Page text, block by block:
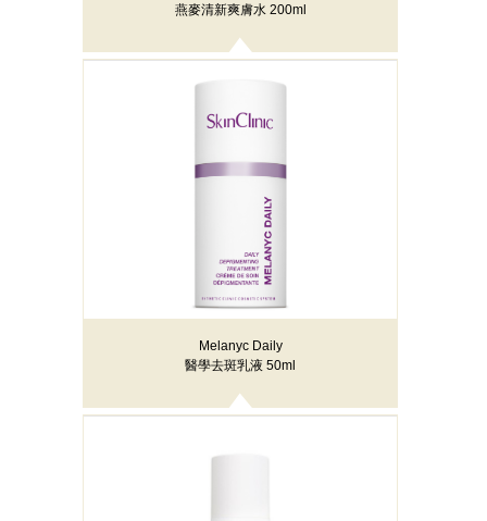
燕麥清新爽膚水 200ml
Melanyc Daily
醫學去斑乳液 50ml